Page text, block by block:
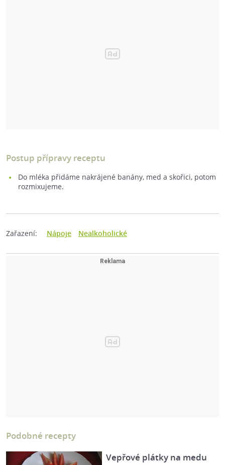
Postup přípravy receptu
Do mléka přidáme nakrájené banány, med a skořici, potom
rozmixujeme.
Zařazení: Nápoje Nealkoholické
Podobné recepty
Vepřové plátky na medu